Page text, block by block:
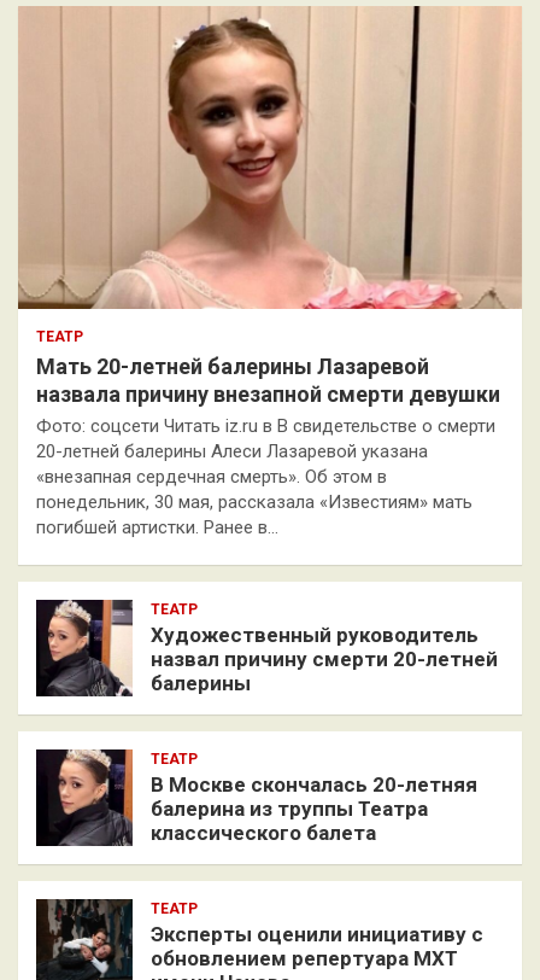
к
ТЕАТР
Мать 20-летней балерины Лазаревой
назвала причину внезапной смерти девушки
Фото: соцсети Читать iz.ru в В свидетельстве о смерти
20-летней балерины Алеси Лазаревой указана
«внезапная сердечная смерть». Об этом в
понедельник, 30 мая, рассказала «Известиям» мать
погибшей артистки. Ранее в…
ТЕАТР
Художественный руководитель
назвал причину смерти 20-летней
балерины
ТЕАТР
В Москве скончалась 20-летняя
балерина из труппы Театра
классического балета
ТЕАТР
Эксперты оценили инициативу с
обновлением репертуара МХТ